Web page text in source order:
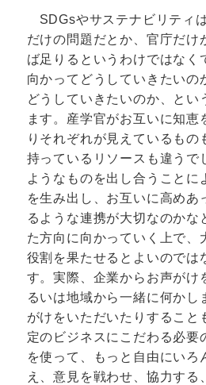
SDGsやサステナビリティ
だけの問題だとか、官庁だけ
ば足りるというわけではなく
向かってどうしていきたいの
どうしていきたいのか、とい
ます。産学官がお互いに知恵
りそれぞれが見えているもの
持っているリソースも違うで
ようなものを出し合うことに
を生み出し、お互いに高めあ
るような連携が大切なのかな
た方向に向かっていく上で、
役割を果たせるとよいのでは
す。実際、企業からお声がけ
るいは地域から一緒に何かし
がけをいただいたりすること
定のビジネスにこだわる必要
を使って、もっと自由にいろ
え、意見を戦わせ、協力する